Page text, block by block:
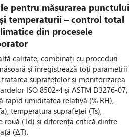
pentru măsurarea punctului
temperaturii – control total
din procesele
calitate, combinați cu proceduri
și înregistrează toți parametrii
suprafețelor și monitorizarea
ISO 8502-4 și ASTM D3276-07,
rapid umiditatea relativă (% RH),
temperatura suprafeței (Ts),
rouă (Td) și diferența critică dintre
(ΔT).